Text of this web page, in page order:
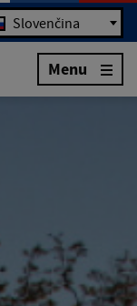
Slovenčina
Menu